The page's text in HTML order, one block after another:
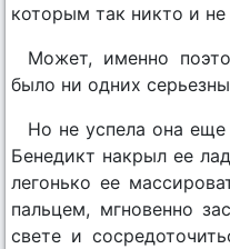
которым так никто и не
Может, именно
было ни одних
Но не успела она еще
Бенедикт накрыл ее
легонько ее
пальцем, мгновенно
свете и